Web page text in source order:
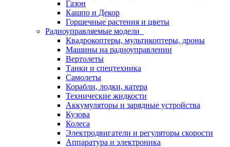
Газон
Кашпо и Декор
Горшечные растения и цветы
Радиоуправляемые модели
Квадрокоптеры, мультикоптеры, дроны
Машины на радиоуправлении
Вертолеты
Танки и спецтехника
Самолеты
Корабли, лодки, катера
Технические жидкости
Аккумуляторы и зарядные устройства
Кузова
Колеса
Электродвигатели и регуляторы скорости
Аппаратура и электроника